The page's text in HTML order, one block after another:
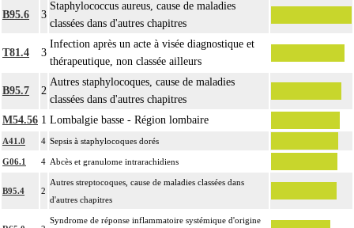
B95.6 3
Staphylococcus aureus, cause de maladies
classées dans d'autres chapitres
T81.4 3
Infection après un acte à visée diagnostique et
thérapeutique, non classée ailleurs
B95.7 2
Autres staphylocoques, cause de maladies
classées dans d'autres chapitres
M54.56 1 Lombalgie basse - Région lombaire
A41.0 4 Sepsis à staphylocoques dorés
G06.1 4 Abcès et granulome intrarachidiens
B95.4 2
Autres streptocoques, cause de maladies classées dans
d'autres chapitres
Syndrome de réponse inflammatoire systémique d'origine